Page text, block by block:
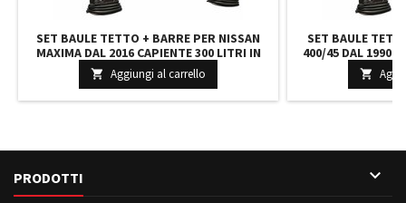
SET BAULE TETTO + BARRE PER NISSAN
MAXIMA DAL 2016 CAPIENTE 300 LITRI IN
GRIGIO SCURO CON CHIAVI BARRE 110 CM
C/KIT ATTACCHI
 Aggiungi al carrello
SET BAULE
400/45 DAL 1990
LITRI NERO CON
C/

PRODOTTI 